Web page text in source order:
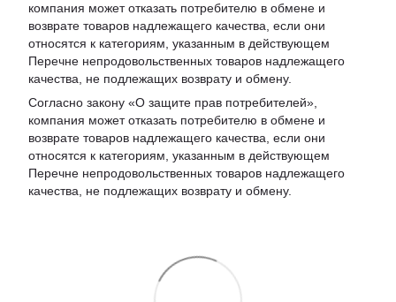
компания может отказать потребителю в обмене и
возврате товаров надлежащего качества, если они
относятся к категориям, указанным в действующем
Перечне непродовольственных товаров надлежащего
качества, не подлежащих возврату и обмену.
Согласно закону «О защите прав потребителей»,
компания может отказать потребителю в обмене и
возврате товаров надлежащего качества, если они
относятся к категориям, указанным в действующем
Перечне непродовольственных товаров надлежащего
качества, не подлежащих возврату и обмену.